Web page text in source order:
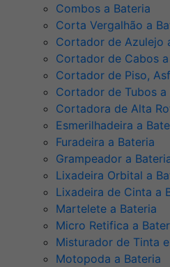
Combos a Bateria
Corta Vergalhão a
Cortador de Azulejo
Cortador de Cabos
Cortador de Piso,
Cortador de Tubos a
Cortadora de Alta
Esmerilhadeira a
Furadeira a Bateria
Grampeador a
Lixadeira Orbital a
Lixadeira de Cinta a
Martelete a Bateria
Micro Retifica a
Misturador de Tinta
Motopoda a Bateria